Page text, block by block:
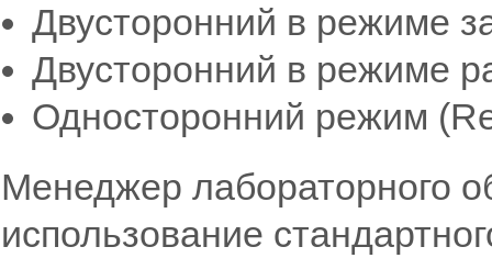
Двусторонний в режиме
Двусторонний в режиме
Односторонний режим
Менеджер лабораторного
использование